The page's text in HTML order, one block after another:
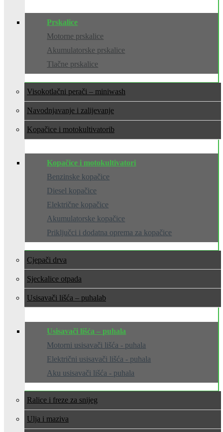
Prskalice
Motorne prskalice
Akumulatorske prskalice
Tlačne prskalice
Visokotlačni perači – miniwash
Navodnjavanje i zalijevanje
Kopačice i motokultivatori
Kopačice i motokultivatori
Benzinske kopačice
Diesel kopačice
Električne kopačice
Akumulatorske kopačice
Priključci i dodatna oprema za kopačice
Cjepači drva
Sjeckalice otpada
Usisavači lišća – puhala
Usisavači lišća – puhala
Motorni usisavači lišća - puhala
Električni usisavači lišća - puhala
Aku usisavači lišća - puhala
Ralice i freze za snijeg
Ulja i maziva